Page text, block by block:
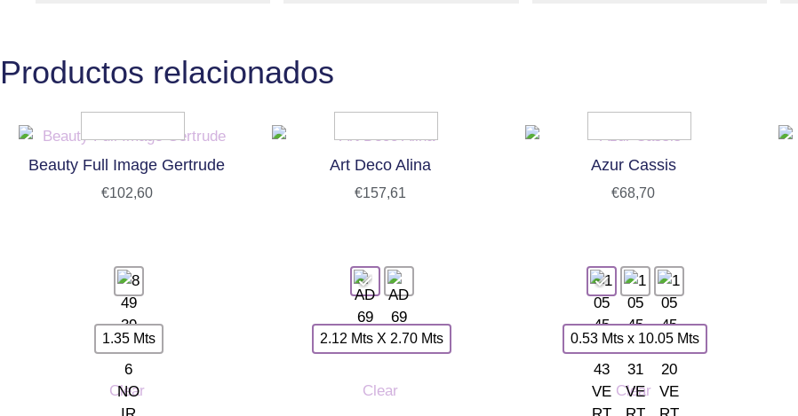
Productos relacionados
Beauty Full Image Gertrude
€102,60
1.35 Mts
Clear
Art Deco Alina
€157,61
2.12 Mts X 2.70 Mts
Clear
Azur Cassis
€68,70
0.53 Mts x 10.05 Mts
Clear